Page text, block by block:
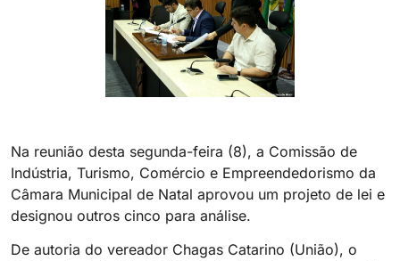
Na reunião desta segunda-feira (8), a Comissão de
Indústria, Turismo, Comércio e Empreendedorismo da
Câmara Municipal de Natal aprovou um projeto de lei e
designou outros cinco para análise.
De autoria do vereador Chagas Catarino (União), o